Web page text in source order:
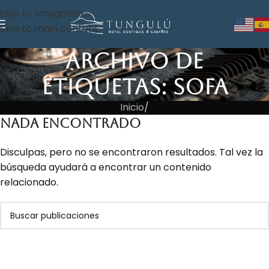
Skip to navigation
Skip to main content
Archivo de
etiquetas: Sofa
Inicio/
Nada Encontrado
Disculpas, pero no se encontraron resultados. Tal vez la
búsqueda ayudará a encontrar un contenido
relacionado.